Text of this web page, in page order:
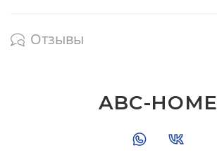
Отзывы
ABC-HOME